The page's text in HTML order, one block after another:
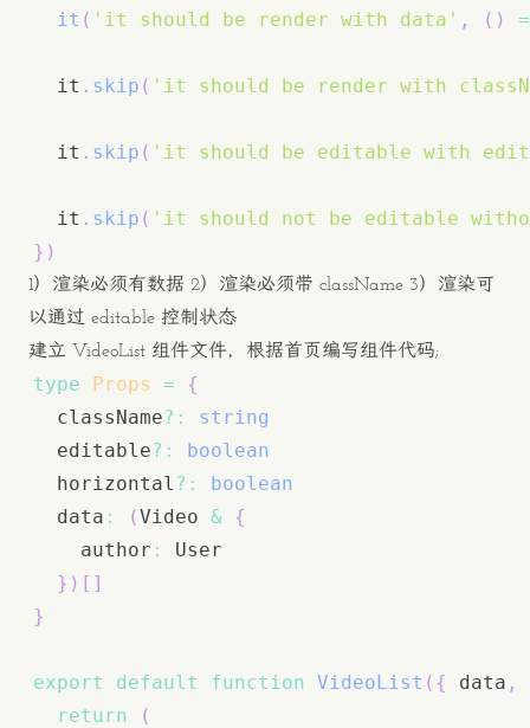
it ( 'it should be render with data' , ( )
  it
. skip ( 'it should be render with
  it
. skip ( 'it should be editable with
  it
. skip ( 'it should not be editable
} )
1）渲染必须有数据 2）渲染必须带 className 3）渲染可
以通过 editable 控制状态
建立 VideoList 组件文件，根据首页编写组件代码;
type Props =
{
  className
? :
string
  editable
? :
boolean
  horizontal
? :
boolean
  data
: (Video & {
    author
:
User
} ) [ ]
}
export default function VideoList ( { data ,
return
(